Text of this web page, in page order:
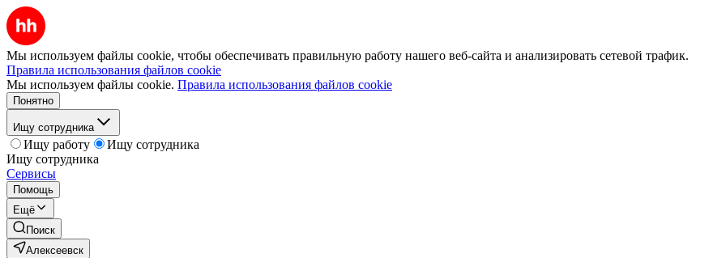
Мы используем файлы cookie, чтобы обеспечивать правильную работу нашего веб-сайта и анализировать сетевой трафик.
Правила использования файлов cookie
Мы используем файлы cookie. Правила использования файлов cookie
Понятно
Ищу сотрудника
Ищу работу
Ищу сотрудника
Ищу сотрудника
Сервисы
Помощь
Ещё
Поиск
Алексеевск